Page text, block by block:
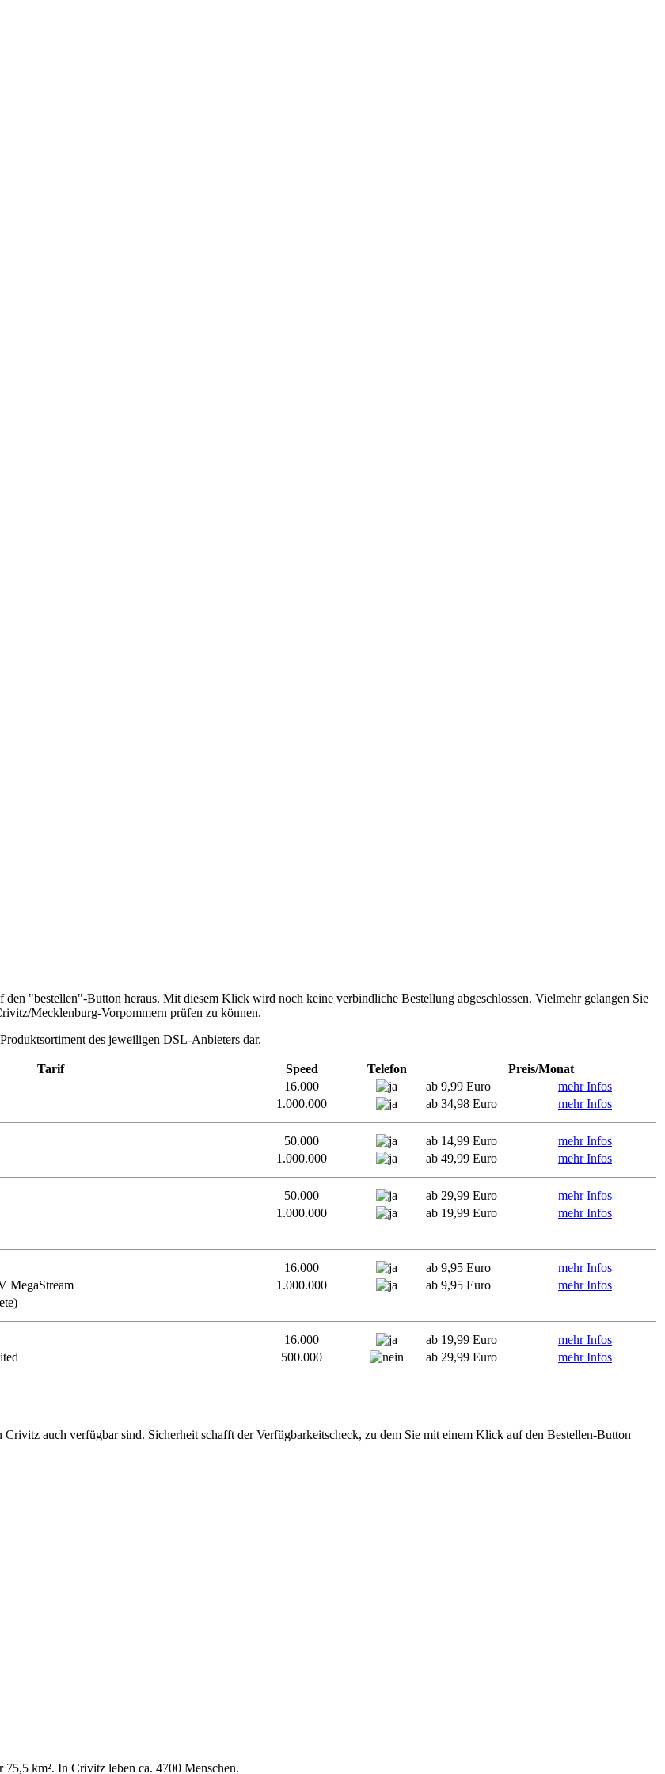
"bestellen"-Button heraus. Mit diesem Klick wird noch keine verbindliche Bestellung abgeschlossen. Vielmehr gelangen Sie
Mecklenburg-Vorpommern prüfen zu können.
des jeweiligen DSL-Anbieters dar.
Tarif Speed Telefon Preis/Monat
16.000 ab 9,99 Euro
mehr Infos
1.000.000 ab 34,98 Euro mehr Infos
50.000 ab 14,99 Euro
mehr Infos
1.000.000 ab 49,99 Euro mehr Infos
50.000 ab 29,99 Euro
mehr Infos
1.000.000 ab 19,99 Euro
mehr Infos
16.000 ab 9,95 Euro
mehr Infos
MegaStream
1.000.000 ab 9,95 Euro
mehr Infos
16.000 ab 19,99 Euro
mehr Infos
500.000 ab 29,99 Euro mehr Infos
auch verfügbar sind. Sicherheit schafft der Verfügbarkeitscheck, zu dem Sie mit einem Klick auf den Bestellen-Button
km². In Crivitz leben ca. 4700 Menschen.